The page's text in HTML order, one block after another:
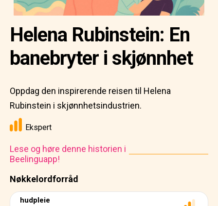
Nøkkelordforråd
hudpleie
Helena Rubinstein: En
banebryter i skjønnhet
Oppdag den inspirerende reisen til Helena
Rubinstein i skjønnhetsindustrien.
Ekspert
Lese og høre denne historien i
Beelinguapp!